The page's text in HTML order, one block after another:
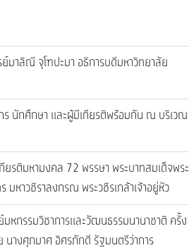
มาลิณี จุโฑปะมา อธิการบดีมหาวิทยาลัย
ร นักศึกษา และผู้มีเกียรติพร้อมกัน ณ บริเวณ
ยรติมหามงคล 72 พรรษา พระบาทสมเด็จพระ
มหาวชิราลงกรณ พระวชิรเกล้าเจ้าอยู่หัว
หกรรมวิชาการและวัฒนธรรมนานาชาติ ครั้ง
นางศุภมาศ อิศรภักดี รัฐมนตรีว่าการ